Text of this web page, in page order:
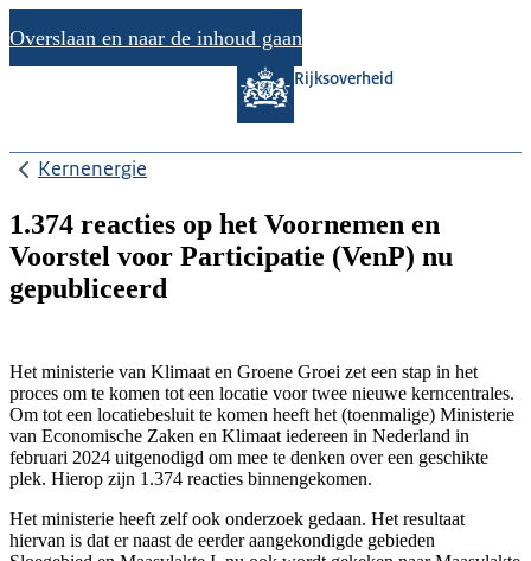
Overslaan en naar de inhoud gaan
Rijksoverheid
Kernenergie
1.374 reacties op het Voornemen en
Voorstel voor Participatie (VenP) nu
gepubliceerd
Het ministerie van Klimaat en Groene Groei zet een stap in het
proces om te komen tot een locatie voor twee nieuwe kerncentrales.
Om tot een locatiebesluit te komen heeft het (toenmalige) Ministerie
van Economische Zaken en Klimaat iedereen in Nederland in
februari 2024 uitgenodigd om mee te denken over een geschikte
plek. Hierop zijn 1.374 reacties binnengekomen.
Het ministerie heeft zelf ook onderzoek gedaan. Het resultaat
hiervan is dat er naast de eerder aangekondigde gebieden